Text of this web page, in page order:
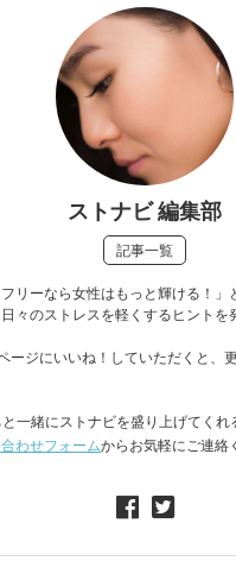
ストナビ 編集部
記事一覧
フリーなら女性はもっと輝ける！」
々のストレスを軽くするヒントを
ージにいいね！していただくと、
と一緒にストナビを盛り上げてくれ
わせフォームからお気軽にご連絡